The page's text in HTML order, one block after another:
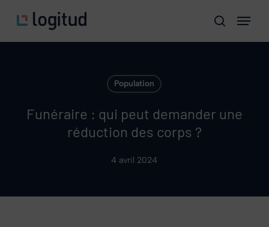
search
Menu
Population
Funéraire : qui peut demander une
réduction des corps ?
4 avril 2024